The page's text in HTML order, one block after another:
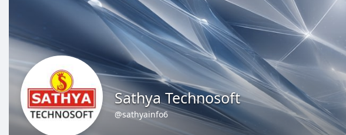
Sathya Technosoft
@sathyainfo6